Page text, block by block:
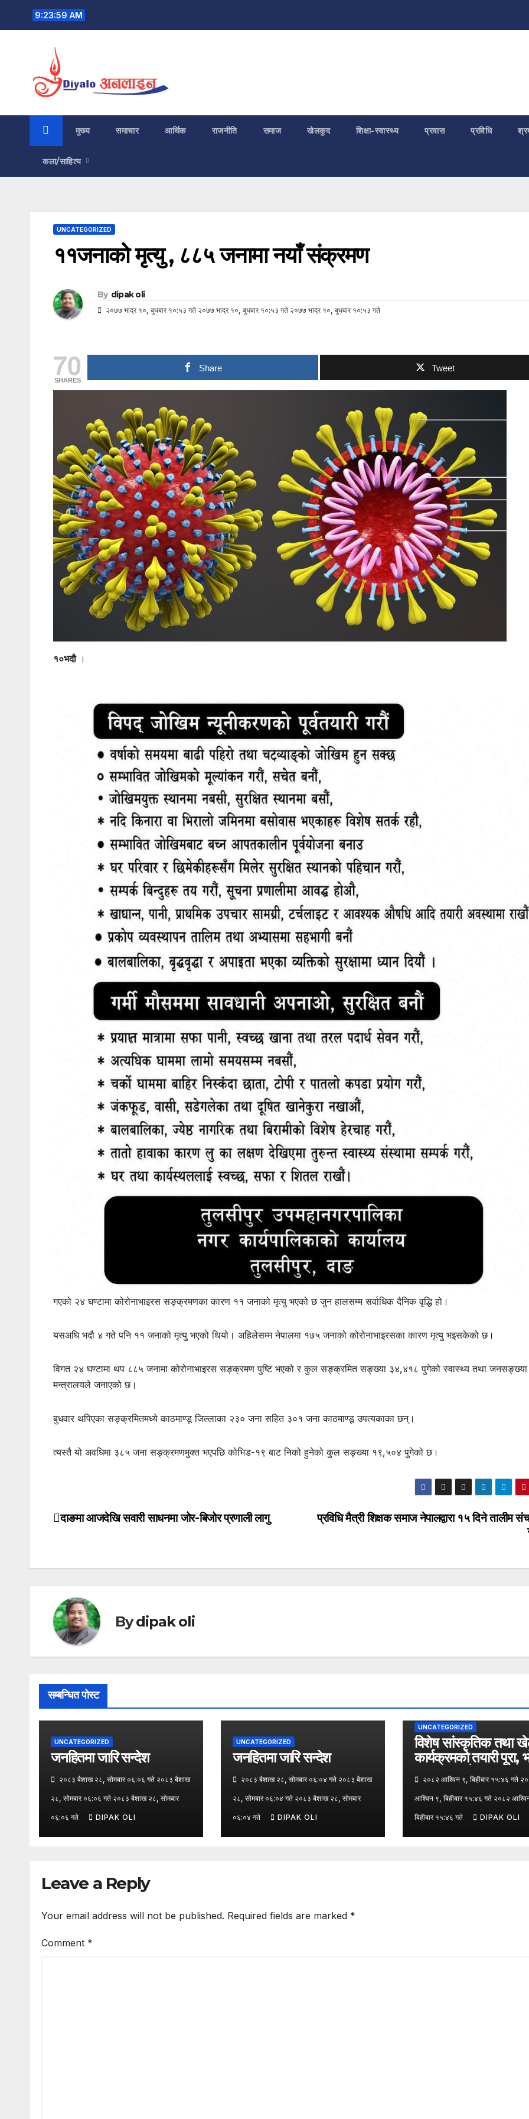
9:24:00 AM
मुख्य समाचार आर्थिक राजनीति समाज खेलकुद शिक्षा-स्वास्थ्य प्रवास प्रविधि
कला/साहित्य
UNCATEGORIZED
११जनाको मृत्यु , ८८५ जनामा नयाँ संक्रमण
By dipak oli
२०७७ भाद्र १०, बुधबार १०:५३ गते २०७७ भाद्र १०, बुधबार १०:५३ गते २०७७ भाद्र १०, बुधबार १०:५३ गते
70
SHARES
Share Tweet
१०भदौ।
गएको २४ घण्टामा कोरोनाभाइरस सङ्क्रमणका कारण ११ जनाको मृत्यु भएको छ जुन हालसम्म सर्वाधिक दैनिक वृद्धि हो।
यसअघि भदौ ४ गते पनि ११ जनाको मृत्यु भएको थियो। अहिलेसम्म नेपालमा १७५ जनाको कोरोनाभाइरसका कारण मृत्यु भइसकेको छ।
विगत २४ घण्टामा थप ८८५ जनामा कोरोनाभाइरस सङ्क्रमण पुष्टि भएको र कुल सङ्क्रमित सङ्ख्या ३४,४१८ पुगेको स्वास्थ्य तथा जनसङ्ख्या
मन्त्रालयले जनाएको छ।
बुधवार थपिएका सङ्क्रमितमध्ये काठमाण्डू जिल्लाका २३० जना सहित ३०१ जना काठमाण्डू उपत्यकाका छन्।
त्यस्तै यो अवधिमा ३८५ जना सङ्क्रमणमुक्त भएपछि कोभिड-१९ बाट निको हुनेको कुल सङ्ख्या १९,५०४ पुगेको छ।
Post
प्रविधि मैत्री शिक्षक समाज नेपालद्वारा १५ दिने तालीम
दाङमा आजदेखि सवारी साधनमा जोर-बिजोर प्रणाली लागु
Bydipak oli
सम्बन्धित पोस्ट
UNCATEGORIZED
जनहितमा जारि सन्देश
२०८३ बैशाख २८, सोमबार ०६:०६ गते २०८३ बैशाख
२८, सोमबार ०६:०६ गते २०८३ बैशाख २८, सोमबार
०६:०६ गते DIPAK OLI
UNCATEGORIZED
जनहितमा जारि सन्देश
२०८३ बैशाख २८, सोमबार ०६:०४ गते २०८३ बैशाख
२८, सोमबार ०६:०४ गते २०८३ बैशाख २८, सोमबार
०६:०४ गते DIPAK OLI
UNCATEGORIZED
विशेष सांस्कृतिक तथा
कार्यक्रमको तयारी पूरा,
पत्रकार सम्मेलन
२०८२ आश्विन ९, बिहीबार १५:४६ गते
आश्विन ९, बिहीबार १५:४६ गते २०८२
बिहीबार १५:४६ गते DIPAK OLI
Leave a Reply
Your email address will not be published. Required fields are marked *
Comment *